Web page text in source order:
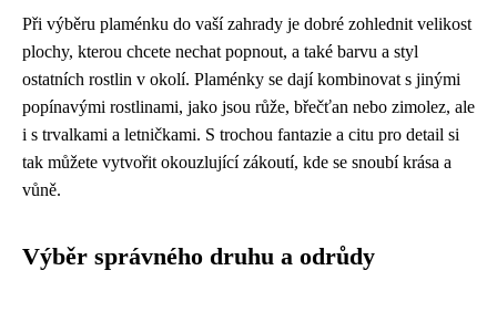
Při výběru plaménku do vaší zahrady je dobré zohlednit velikost
plochy, kterou chcete nechat popnout, a také barvu a styl
ostatních rostlin v okolí. Plaménky se dají kombinovat s jinými
popínavými rostlinami, jako jsou růže, břečťan nebo zimolez, ale
i s trvalkami a letničkami. S trochou fantazie a citu pro detail si
tak můžete vytvořit okouzlující zákoutí, kde se snoubí krása a
vůně.
Výběr správného druhu a odrůdy